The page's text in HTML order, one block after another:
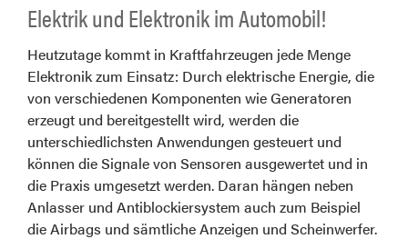
Elektrik und Elektronik im Automobil!
Heutzutage kommt in Kraftfahrzeugen jede Menge
Elektronik zum Einsatz: Durch elektrische Energie, die
von verschiedenen Komponenten wie Generatoren
erzeugt und bereitgestellt wird, werden die
unterschiedlichsten Anwendungen gesteuert und
können die Signale von Sensoren ausgewertet und in
die Praxis umgesetzt werden. Daran hängen neben
Anlasser und Antiblockiersystem auch zum Beispiel
die Airbags und sämtliche Anzeigen und Scheinwerfer.